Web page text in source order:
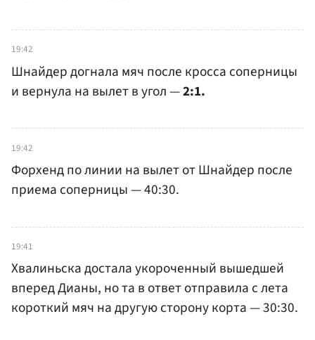
19:42
Шнайдер догнала мяч после кросса соперницы
и вернула на вылет в угол —2:1.
19:42
Форхенд по линии на вылет от Шнайдер после
приема соперницы — 40:30.
19:41
Хвалиньска достала укороченный вышедшей
вперед Дианы, но та в ответ отправила с лета
короткий мяч на другую сторону корта — 30:30.